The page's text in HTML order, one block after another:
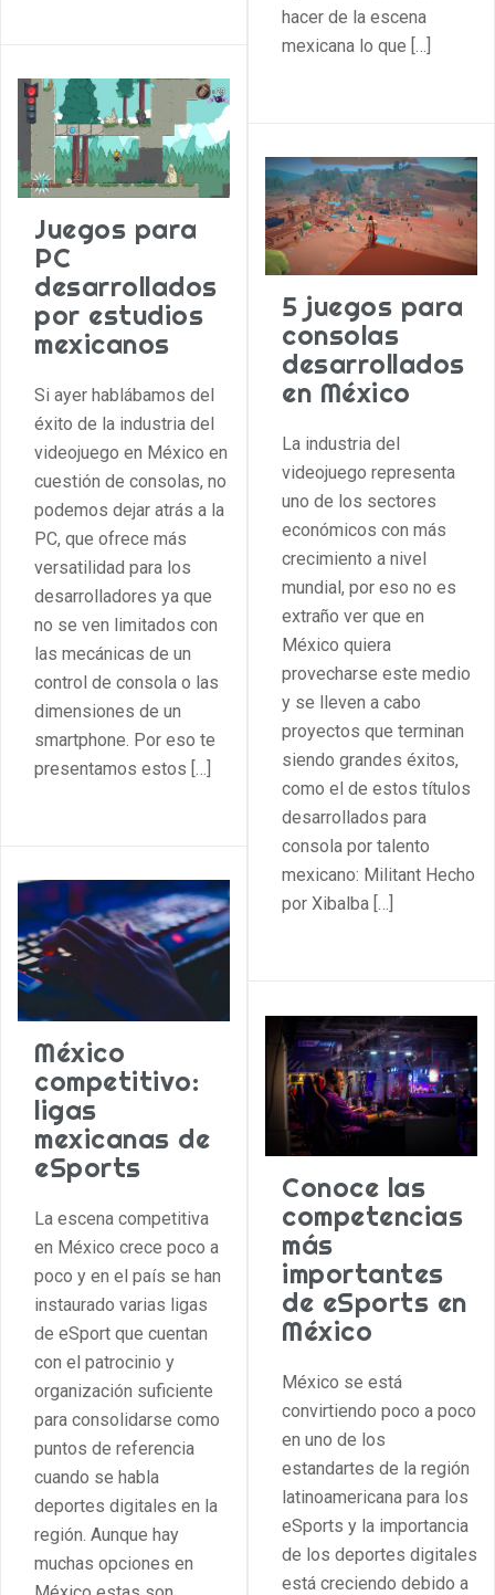
hacer de la escena
mexicana lo que […]
Juegos para
PC
desarrollados
por estudios
mexicanos
Si ayer hablábamos del
éxito de la industria del
videojuego en México en
cuestión de consolas, no
podemos dejar atrás a la
PC, que ofrece más
versatilidad para los
desarrolladores ya que
no se ven limitados con
las mecánicas de un
control de consola o las
dimensiones de un
smartphone. Por eso te
presentamos estos […]
5 juegos para
consolas
desarrollados
en México
La industria del
videojuego representa
uno de los sectores
económicos con más
crecimiento a nivel
mundial, por eso no es
extraño ver que en
México quiera
provecharse este medio
y se lleven a cabo
proyectos que terminan
siendo grandes éxitos,
como el de estos títulos
desarrollados para
consola por talento
mexicano: Militant Hecho
por Xibalba […]
México
competitivo:
ligas
mexicanas de
eSports
La escena competitiva
en México crece poco a
poco y en el país se han
instaurado varias ligas
de eSport que cuentan
con el patrocinio y
organización suficiente
para consolidarse como
puntos de referencia
cuando se habla
deportes digitales en la
región. Aunque hay
muchas opciones en
Conoce las
competencias
más
importantes
de eSports en
México
México se está
convirtiendo poco a poco
en uno de los
estandartes de la región
latinoamericana para los
eSports y la importancia
de los deportes digitales
está creciendo debido a